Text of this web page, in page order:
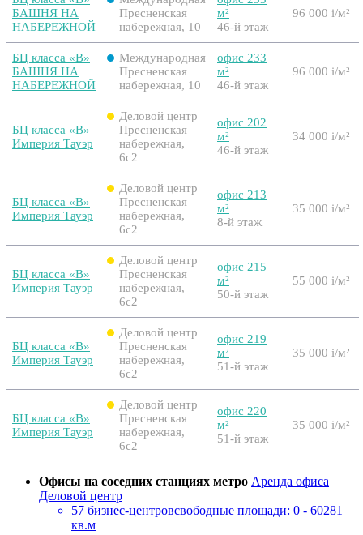
БАШНЯ НА
НАБЕРЕЖНОЙ
Пресненская
набережная, 10
м²
46-й этаж
96 000 i/м²
БЦ класса «B»
БАШНЯ НА
НАБЕРЕЖНОЙ
Международная
Пресненская
набережная, 10
офис 233
м²
46-й этаж
96 000 i/м²
БЦ класса «B»
Империя Тауэр
Деловой центр
Пресненская
набережная,
6с2
офис 202
м²
46-й этаж
34 000 i/м²
БЦ класса «B»
Империя Тауэр
Деловой центр
Пресненская
набережная,
6с2
офис 213
м²
8-й этаж
35 000 i/м²
БЦ класса «B»
Империя Тауэр
Деловой центр
Пресненская
набережная,
6с2
офис 215
м²
50-й этаж
55 000 i/м²
БЦ класса «B»
Империя Тауэр
Деловой центр
Пресненская
набережная,
6с2
офис 219
м²
51-й этаж
35 000 i/м²
БЦ класса «B»
Империя Тауэр
Деловой центр
Пресненская
набережная,
6с2
офис 220
м²
51-й этаж
35 000 i/м²
Офисы на соседних станциях метро Аренда офиса
Деловой центр
57 бизнес-центровсвободные площади: 0 - 60281
кв.м